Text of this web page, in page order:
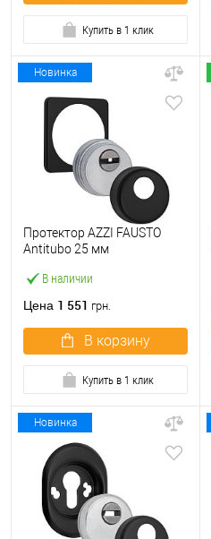
Купить в 1 клик
Новинка
В наличии
Протектор AZZI FAUSTO
Antitubo 25 мм
квадратный черный
Цена 1 551 грн.
В корзину
Купить в 1 клик
Новинка